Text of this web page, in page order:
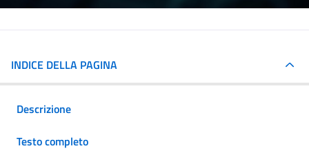
INDICE DELLA PAGINA
Descrizione
Testo completo